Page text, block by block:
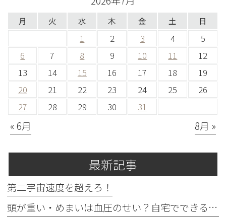
月 火 水 木 金 土 日
1 2 3 4
5
6
7 8 9 10 11
12
13
14 15 16 17 18
19
20
21 22 23 24 25
26
27
28 29 30 31
« 6月 8月 »
最新記事
第二宇宙速度を超えろ！
頭が重い・めまいは血圧のせい？自宅でできる確認法と受診目安